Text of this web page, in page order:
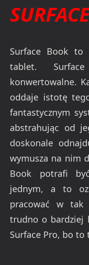
Surface Book to
tablet.
konwertowalne.
oddaje istotę
fantastycznym
abstrahując od
doskonale
wymusza na nim
Book potrafi
jednym, a to
pracować w tak
trudno o bardziej
Surface Pro, bo to